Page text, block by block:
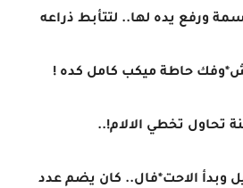
ورفع يده لها.. لتتأبط ذراعه
حاطة ميكب كامل كده !
تحاول تخطي الالام!..
وبدأ الاحت*فال.. كان يضم عدد